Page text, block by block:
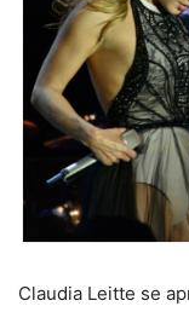
Claudia Leitte se